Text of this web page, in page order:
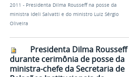
2011 - Presidenta Dilma Rousseff na posse da
ministra Ideli Salvatti e do ministro Luiz Sérgio
Oliveira
Presidenta Dilma Rousseff
durante cerimônia de posse da
ministra-chefe da Secretaria de